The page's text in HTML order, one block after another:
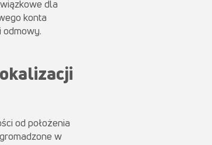
dla
konta
odmowy.
od położenia
w